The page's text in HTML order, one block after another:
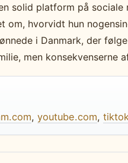
solid platform på
om, hvorvidt hun
i Danmark, der
men konsekvenserne
, youtube.com,